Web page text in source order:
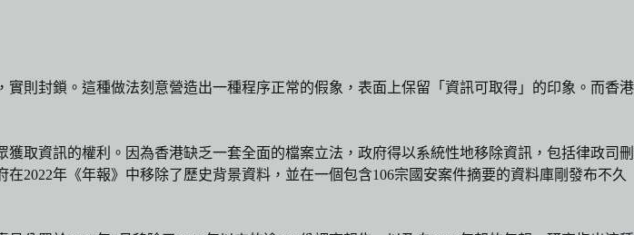
則封鎖。這種做法刻意營造出一種程序正常的假象，表面上保留「資訊可取得」的印象。而香港
取資訊的權利。因為香港缺乏一套全面的檔案立法，政府得以系統性地移除資訊，包括律政司刪
2022年《年報》中移除了歷史背景資料，並在一個包含106宗國安案件摘要的資料庫剛發布不久